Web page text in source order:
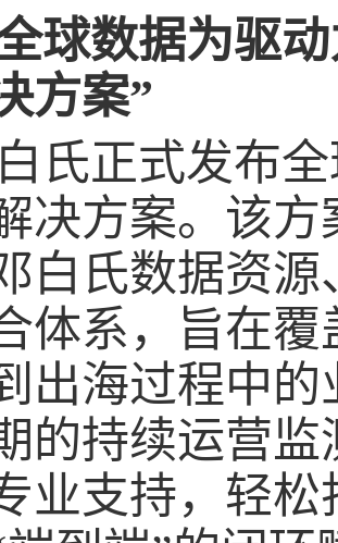
球数据为驱
方案”
氏正式发布
决方案。该
白氏数据资
体系，旨在
出海过程中
的持续运营
业支持，轻